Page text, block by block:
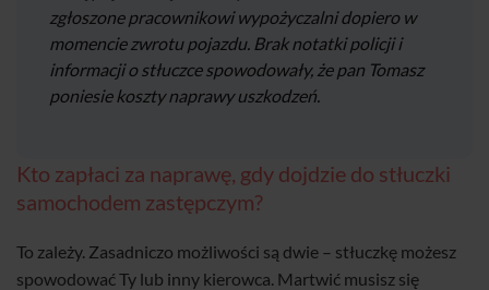
zgłoszone pracownikowi wypożyczalni dopiero w
momencie zwrotu pojazdu. Brak notatki policji i
informacji o stłuczce spowodowały, że pan Tomasz
poniesie koszty naprawy uszkodzeń.
Kto zapłaci za naprawę, gdy dojdzie do stłuczki
samochodem zastępczym?
To zależy. Zasadniczo możliwości są dwie – stłuczkę możesz
spowodować Ty lub inny kierowca. Martwić musisz się